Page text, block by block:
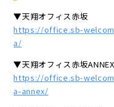
▼天翔オフィス赤坂
https://office.sb-
a/
▼天翔オフィス赤坂ANNEX
https://office.sb-
a-annex/